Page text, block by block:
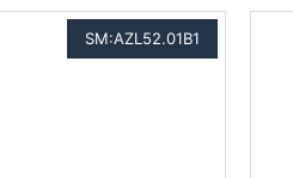
SM:AZL52.01B1